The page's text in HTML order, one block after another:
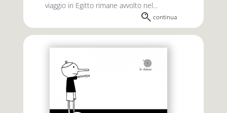
viaggio in Egitto rimane avvolto nel...
continua